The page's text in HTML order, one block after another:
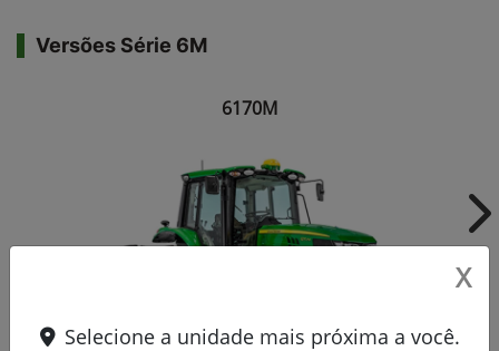
Versões Série 6M
6170M
X
Selecione a unidade mais próxima a você.